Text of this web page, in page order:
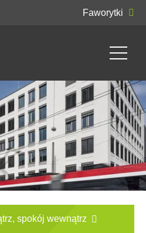
Faworytki
spokój wewnątrz